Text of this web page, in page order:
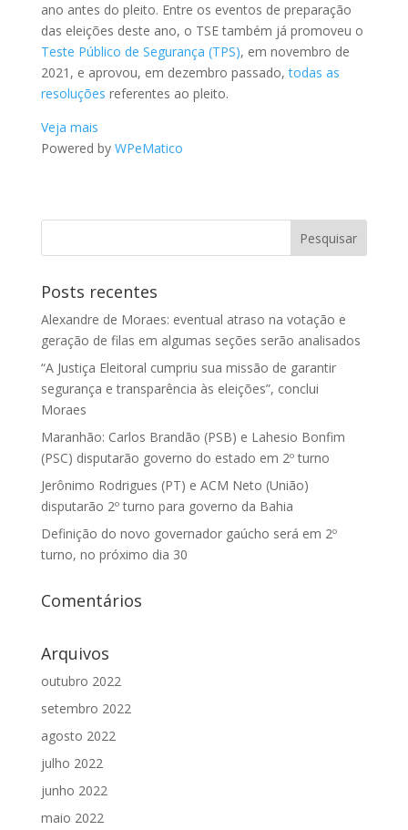
ano antes do pleito. Entre os eventos de preparação
das eleições deste ano, o TSE também já promoveu o
Teste Público de Segurança (TPS), em novembro de
2021, e aprovou, em dezembro passado,todas as
resoluções referentes ao pleito.
Veja mais
Powered by WPeMatico
Posts recentes
Alexandre de Moraes: eventual atraso na votação e
geração de filas em algumas seções serão analisados
“A Justiça Eleitoral cumpriu sua missão de garantir
segurança e transparência às eleições”, conclui
Moraes
Maranhão: Carlos Brandão (PSB) e Lahesio Bonfim
(PSC) disputarão governo do estado em 2º turno
Jerônimo Rodrigues (PT) e ACM Neto (União)
disputarão 2º turno para governo da Bahia
Definição do novo governador gaúcho será em 2º
turno, no próximo dia 30
Comentários
Arquivos
outubro 2022
setembro 2022
agosto 2022
julho 2022
junho 2022
maio 2022